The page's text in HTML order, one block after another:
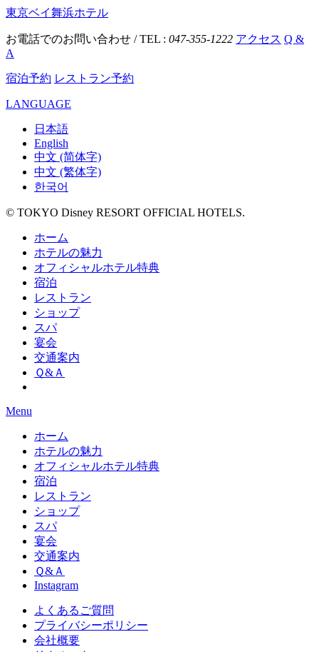
東京ベイ舞浜ホテル
お電話でのお問い合わせ / TEL : 047-355-1222 アクセス Q &
A
宿泊予約 レストラン予約
LANGUAGE
日本語
English
中文 (简体字)
中文 (繁体字)
한국어
© TOKYO Disney RESORT OFFICIAL HOTELS.
ホーム
ホテルの魅力
オフィシャルホテル特典
宿泊
レストラン
ショップ
スパ
宴会
交通案内
Ｑ&Ａ
Menu
ホーム
ホテルの魅力
オフィシャルホテル特典
宿泊
レストラン
ショップ
スパ
宴会
交通案内
Ｑ&Ａ
Instagram
よくあるご質問
プライバシーポリシー
会社概要